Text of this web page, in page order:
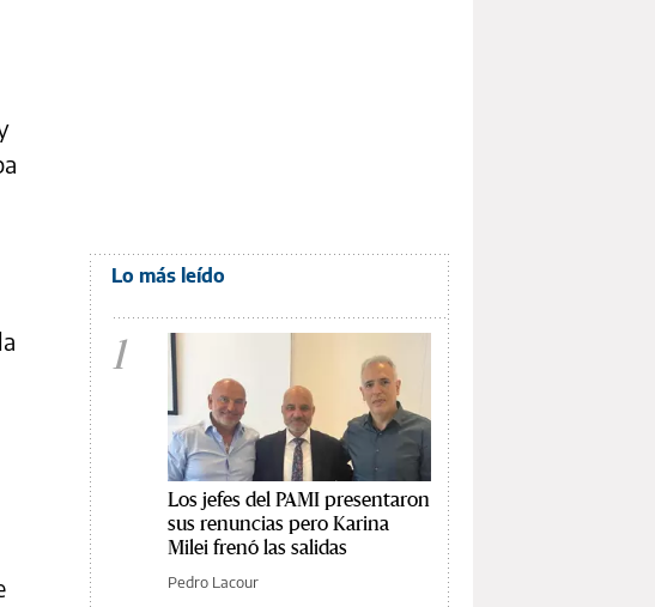
Lo más leído
1
Los jefes del PAMI presentaron
sus renuncias pero Karina
Milei frenó las salidas
Pedro Lacour